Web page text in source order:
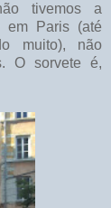
tivemos a
em Paris (até
muito), não
O sorvete é,